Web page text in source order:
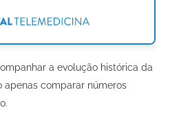
a evolução histórica da
apenas comparar números